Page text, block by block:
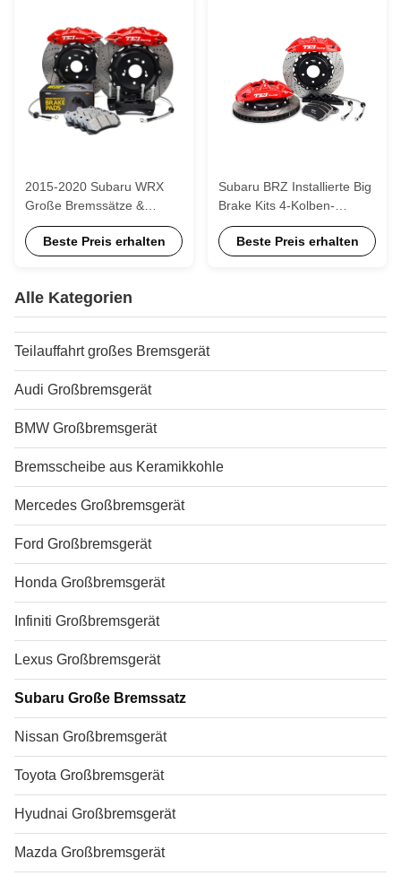
2015-2020 Subaru WRX
Große Bremssätze &
Upgrades WRX / STI
Große Bremssätze TEI
Beste Preis erhalten
Subaru BRZ Installierte Big
Brake Kits 4-Kolben-
Schmiedekaliber mit
benötigter Hardware
Beste Preis erhalten
Alle Kategorien
Teilauffahrt großes Bremsgerät
Audi Großbremsgerät
BMW Großbremsgerät
Bremsscheibe aus Keramikkohle
Mercedes Großbremsgerät
Ford Großbremsgerät
Honda Großbremsgerät
Infiniti Großbremsgerät
Lexus Großbremsgerät
Subaru Große Bremssatz
Nissan Großbremsgerät
Toyota Großbremsgerät
Hyudnai Großbremsgerät
Mazda Großbremsgerät